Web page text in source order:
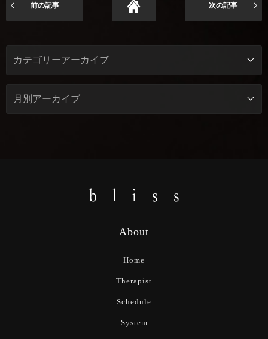
前の記事 次の記事
About
Home
Therapist
Schedule
System